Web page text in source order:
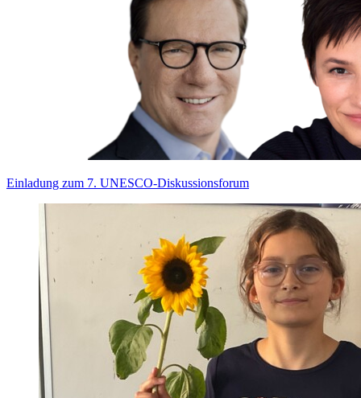
Einladung zum 7. UNESCO-Diskussionsforum